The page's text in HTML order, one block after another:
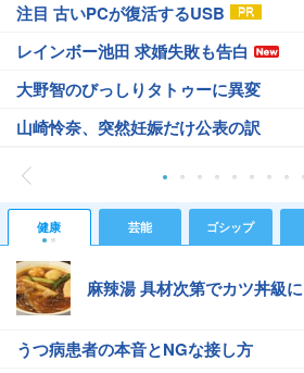
注目 古いPCが復活するUSB
レインボー池田 求婚失敗も告白
大野智のびっしりタトゥーに異変
山崎怜奈、突然妊娠だけ公表の訳
健康 芸能 ゴシップ
麻辣湯 具材次第でカツ丼級に
うつ病患者の本音とNGな接し方